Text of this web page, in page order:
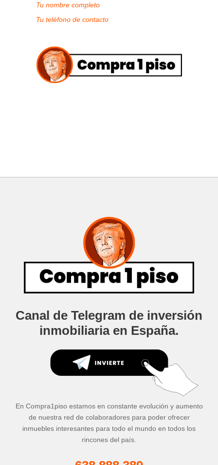
Tu nombre completo
Tu teléfono de contacto
Canal de Telegram de inversión
inmobiliaria en España.
En Compra1piso estamos en constante evolución y aumento
de nuestra red de colaboradores para poder ofrecer
inmuebles interesantes para todo el mundo en todos los
rincones del país.